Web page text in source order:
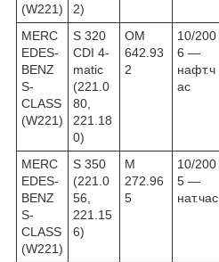
(W221)
2)
MERC
EDES-
BENZ
S-
CLASS
(W221)
S 320
CDI 4-
matic
(221.0
80,
221.18
0)
OM
642.93
2
10/200
6 —
нафт.ч
ас
MERC
EDES-
BENZ
S-
CLASS
(W221)
S 350
(221.0
56,
221.15
6)
M
272.96
5
10/200
5 —
нат.час